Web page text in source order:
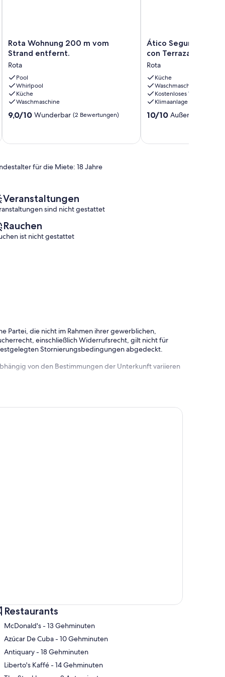
Rota
Wohnung
m
vom
Strand
entfernt.
Rota
Rota Wohnung 200 m vom
Strand entfernt.
Rota
Pool
Whirlpool
Küche
Waschmaschine
9.0
Wunderbar,
9,0/10 Wunderbar (2 Bewertungen)
Ático
Segunda
de
Playa
con
Terraza
Rota
Ático Segunda
con Terraza
Rota
Küche
Waschmaschine
Kostenloses WLAN
Klimaanlage
10.0
Außergewöhnlich,
10/10
für die Miete: 18 Jahre
Veranstaltungen
sind nicht gestattet
Rauchen
ist nicht gestattet
Partei, die nicht im Rahmen ihrer gewerblichen,
einschließlich Widerrufsrecht, gilt nicht für
Stornierungsbedingungen abgedeckt.
von den Bestimmungen der Unterkunft variieren
Restaurants
‪McDonald's - ‬13 Gehminuten
‪Azúcar De Cuba - ‬10 Gehminuten
‪Antiquary - ‬18 Gehminuten
‪Liberto's Kaffé - ‬14 Gehminuten